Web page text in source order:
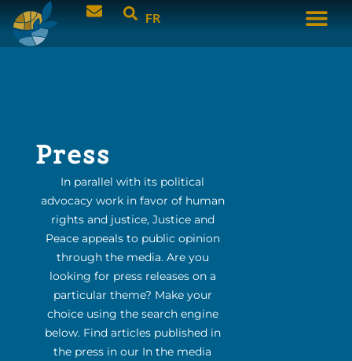
FR
Press
In parallel with its political
advocacy work in favor of human
rights and justice, Justice and
Peace appeals to public opinion
through the media. Are you
looking for press releases on a
particular theme? Make your
choice using the search engine
below. Find articles published in
the press in our In the media